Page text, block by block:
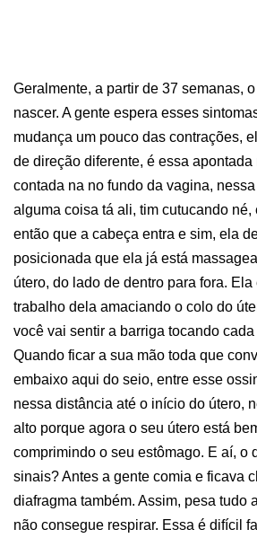
Geralmente, a partir de 37 semanas,
nascer. A gente espera esses
mudança um pouco das contrações,
de direção diferente, é essa apontada
contada na no fundo da vagina,
alguma coisa tá ali, tim cutucando né,
então que a cabeça entra e sim, ela
posicionada que ela já está
útero, do lado de dentro para fora.
trabalho dela amaciando o colo do
você vai sentir a barriga tocando cada
Quando ficar a sua mão toda que
embaixo aqui do seio, entre esse
nessa distância até o início do útero,
alto porque agora o seu útero está
comprimindo o seu estômago. E aí, o
sinais? Antes a gente comia e ficava
diafragma também. Assim, pesa tudo
não consegue respirar. Essa é difícil